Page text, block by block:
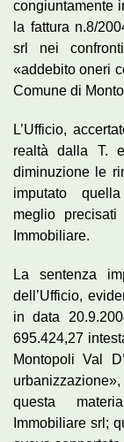
congiuntamente
la fattura n.8/
srl nei
«addebito oneri
Comune di
L’Ufficio,
realtà dalla T.
diminuzione le
imputato
meglio
Immobiliare.
La sentenza
dell’Ufficio,
in data
695.424,27
Montopoli Val
questa
Immobiliare srl;